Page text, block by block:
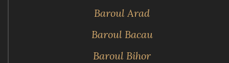
Baroul Arad
Baroul Bacau
Baroul Bihor